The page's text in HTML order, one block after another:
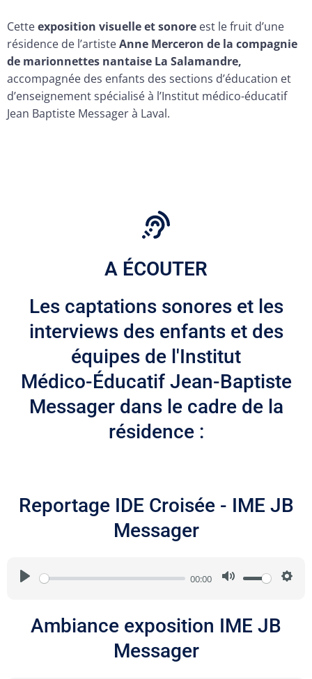
Cetteexposition visuelle et sonore est le fruit d’une
résidence de l’artisteAnne Merceron de la compagnie
de marionnettes nantaise La Salamandre,
accompagnée des enfants des sections d’éducation et
d’enseignement spécialisé à l’Institut médico-éducatif
Jean Baptiste Messager à Laval.
A ÉCOUTER
Les captations sonores et les
interviews des enfants et des
équipes de l'Institut
Médico-Éducatif Jean-Baptiste
Messager dans le cadre de la
résidence :
Reportage IDE Croisée - IME JB
Messager
Play 00:00 Mute
Ambiance exposition IME JB
Messager